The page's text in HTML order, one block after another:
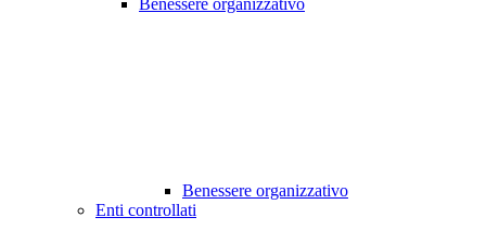
Benessere organizzativo
Benessere organizzativo
Enti controllati